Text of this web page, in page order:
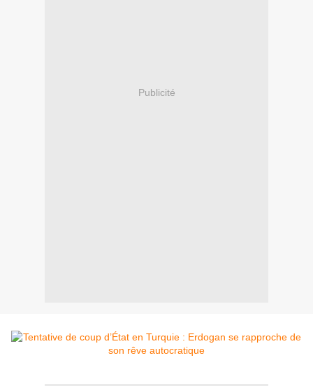
Publicité